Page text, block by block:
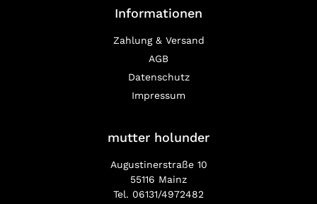
Informationen
Zahlung & Versand
AGB
Datenschutz
Impressum
mutter holunder
Augustinerstraße 10
55116 Mainz
Tel. 06131/4972482